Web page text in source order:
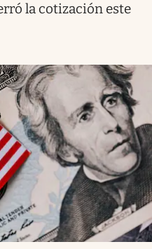
la cotización este